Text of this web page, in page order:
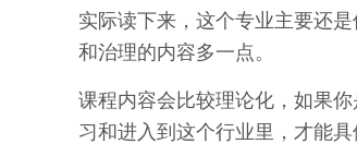
实际读下来，这个专业主要还
和治理的内容多一点。
课程内容会比较理论化，如果
习和进入到这个行业里，才能